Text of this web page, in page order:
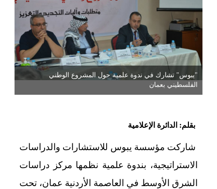
"يبوس" تشارك في ندوة علمية حول المشروع الوطني
الفلسطيني بعمان
بقلم: الدائرة الإعلامية
شاركت مؤسسة يبوس للاستشارات والدراسات
الاستراتيجية، بندوة علمية نظمها مركز دراسات
الشرق الأوسط في العاصمة الأردنية عمان، تحت